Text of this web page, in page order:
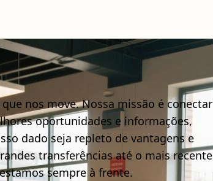
nos move. Nossa missão é conectar
oportunidades e informações,
dado seja repleto de vantagens e
transferências até o mais recente
sempre à frente.